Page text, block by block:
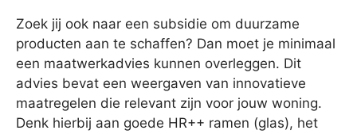
Zoek jij ook naar een subsidie om duurzame
producten aan te schaffen? Dan moet je minimaal
een maatwerkadvies kunnen overleggen. Dit
advies bevat een weergaven van innovatieve
maatregelen die relevant zijn voor jouw woning.
Denk hierbij aan goede HR++ ramen (glas), het